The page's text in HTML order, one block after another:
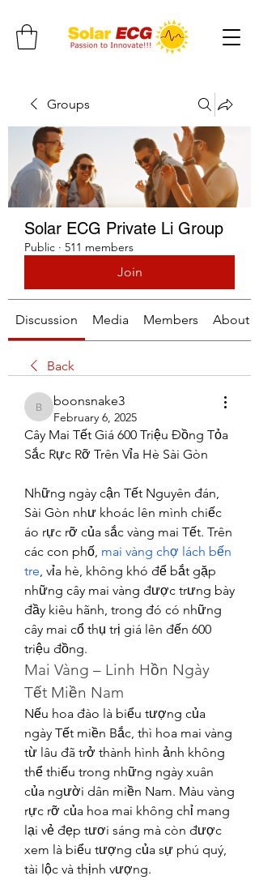
Groups
Solar ECG Private Li Group
Public · 511 members
Join
Discussion Media Members About
Back
boonsnake3
boonsnake3
February 6, 2025
Cây Mai Tết Giá 600 Triệu Đồng Tỏa
Sắc Rực Rỡ Trên Vỉa Hè Sài Gòn
Những ngày cận Tết Nguyên đán,
Sài Gòn như khoác lên mình chiếc
áo rực rỡ của sắc vàng mai Tết. Trên
các con phố, mai vàng chợ lách bến
tre, vỉa hè, không khó để bắt gặp
những cây mai vàng được trưng bày
đầy kiêu hãnh, trong đó có những
cây mai cổ thụ trị giá lên đến 600
triệu đồng.
Mai Vàng – Linh Hồn Ngày
Tết Miền Nam
Nếu hoa đào là biểu tượng của
ngày Tết miền Bắc, thì hoa mai vàng
từ lâu đã trở thành hình ảnh không
thể thiếu trong những ngày xuân
của người dân miền Nam. Màu vàng
rực rỡ của hoa mai không chỉ mang
lại vẻ đẹp tươi sáng mà còn được
xem là biểu tượng của sự phú quý,
tài lộc và thịnh vượng.